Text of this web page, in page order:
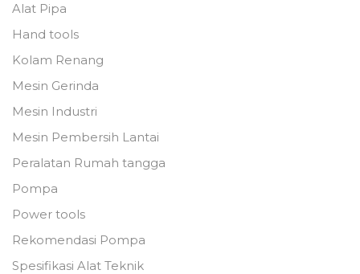
Alat Pipa
Hand tools
Kolam Renang
Mesin Gerinda
Mesin Industri
Mesin Pembersih Lantai
Peralatan Rumah tangga
Pompa
Power tools
Rekomendasi Pompa
Spesifikasi Alat Teknik